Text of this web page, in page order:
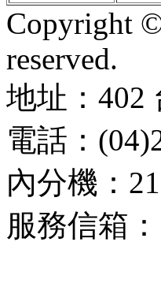
Copyright
reserved.
地址：402
電話：
內分機：
服務信箱：